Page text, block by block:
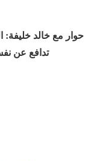
حوار مع خالد
تدافع عن